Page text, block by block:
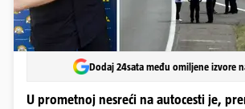
Dodaj 24sata među omiljene izvore
U prometnoj nesreći na autocesti je,